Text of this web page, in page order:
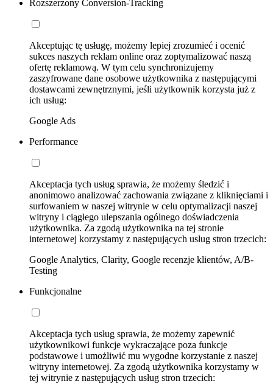
Rozszerzony Conversion-Tracking
Akceptując tę usługę, możemy lepiej zrozumieć i ocenić
sukces naszych reklam online oraz zoptymalizować naszą
ofertę reklamową. W tym celu synchronizujemy
zaszyfrowane dane osobowe użytkownika z następującymi
dostawcami zewnętrznymi, jeśli użytkownik korzysta już z
ich usług:
Google Ads
Performance
Akceptacja tych usług sprawia, że możemy śledzić i
anonimowo analizować zachowania związane z kliknięciami i
surfowaniem w naszej witrynie w celu optymalizacji naszej
witryny i ciągłego ulepszania ogólnego doświadczenia
użytkownika. Za zgodą użytkownika na tej stronie
internetowej korzystamy z następujących usług stron trzecich:
Google Analytics, Clarity, Google recenzje klientów, A/B-
Testing
Funkcjonalne
Akceptacja tych usług sprawia, że możemy zapewnić
użytkownikowi funkcje wykraczające poza funkcje
podstawowe i umożliwić mu wygodne korzystanie z naszej
witryny internetowej. Za zgodą użytkownika korzystamy w
tej witrynie z następujących usług stron trzecich: